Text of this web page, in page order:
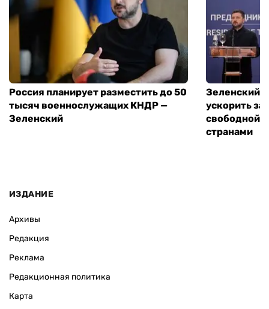
Россия планирует разместить до 50
тысяч военнослужащих КНДР —
Зеленский
Зеленский
ускорить
свободной
странами
ИЗДАНИЕ
Архивы
Редакция
Реклама
Редакционная политика
Карта